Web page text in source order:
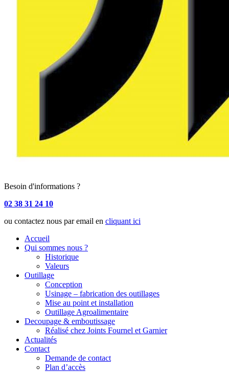
Besoin d'informations ?
02 38 31 24 10
ou contactez nous par email en cliquant ici
Accueil
Qui sommes nous ?
Historique
Valeurs
Outillage
Conception
Usinage – fabrication des outillages
Mise au point et installation
Outillage Agroalimentaire
Decoupage & emboutissage
Réalisé chez Joints Fournel et Garnier
Actualités
Contact
Demande de contact
Plan d’accès